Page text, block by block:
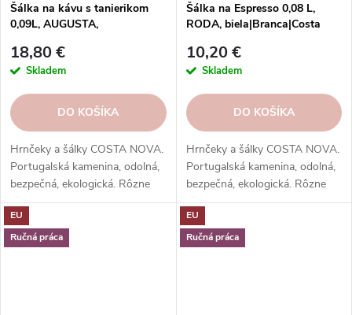
Šálka na kávu s tanierikom
0,09L, AUGUSTA,
Nova
18,80 €
Skladem
DO KOŠÍKA
Hrnčeky a šálky COSTA NOVA.
Portugalská kamenina, odolná,
bezpečná, ekologická. Rôzne
tvary, farby, vzory. Ideálne na
kávu, espresso, cappuccino,
lungo, čaj, kakao a iné.
Šálka na Espresso 0,08 L,
RODA, biela|Branca|Costa
10,20 €
Skladem
DO KOŠÍKA
Hrnčeky a šálky COSTA NOVA.
Portugalská kamenina, odolná,
bezpečná, ekologická. Rôzne
tvary, farby, vzory. Ideálne na
kávu, espresso, cappuccino,
lungo, čaj, kakao a iné.
EU
Ručná práca
EU
Ručná práca